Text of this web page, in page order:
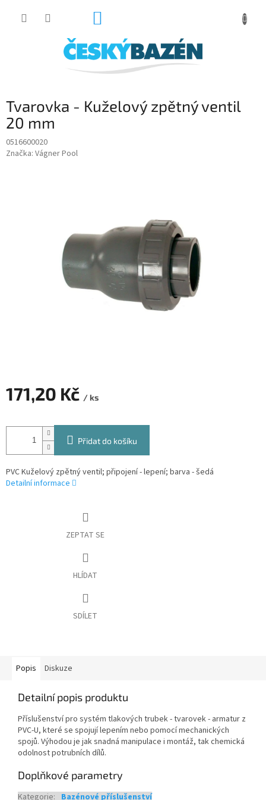
Tvarovka - Kuželový zpětný ventil
20 mm
0516600020
Značka: Vágner Pool
171,20 Kč / ks
cena:
Přidat do košíku
PVC Kuželový zpětný ventil; připojení - lepení; barva - šedá
Detailní informace
ZEPTAT SE
HLÍDAT
SDÍLET
Popis Diskuze
Detailní popis produktu
Příslušenství pro systém tlakových trubek - tvarovek - armatur z
PVC-U, které se spojují lepením nebo pomocí mechanických
spojů. Výhodou je jak snadná manipulace i montáž, tak chemická
odolnost potrubních dílů.
Doplňkové parametry
Kategorie: Bazénové příslušenství